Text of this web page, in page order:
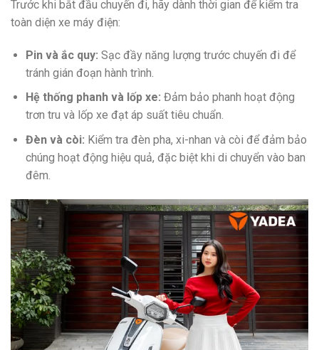
Trước khi bắt đầu chuyến đi, hãy dành thời gian để kiểm tra
toàn diện xe máy điện:
Pin và ắc quy: Sạc đầy năng lượng trước chuyến đi để
tránh gián đoạn hành trình.
Hệ thống phanh và lốp xe: Đảm bảo phanh hoạt động
trơn tru và lốp xe đạt áp suất tiêu chuẩn.
Đèn và còi: Kiểm tra đèn pha, xi-nhan và còi để đảm bảo
chúng hoạt động hiệu quả, đặc biệt khi di chuyển vào ban
đêm.